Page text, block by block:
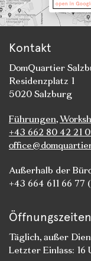
Kontakt
DomQuartier
Residenzplatz 1
5020 Salzburg
Führungen,
+43 662 80 42 21
Außerhalb der
+43 664 611 66 77
Öffnungszeiten
Täglich, außer
Letzter Einlass: 16